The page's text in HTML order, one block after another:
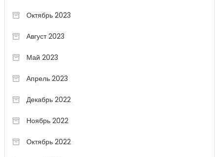
Октябрь 2023
Август 2023
Май 2023
Апрель 2023
Декабрь 2022
Ноябрь 2022
Октябрь 2022